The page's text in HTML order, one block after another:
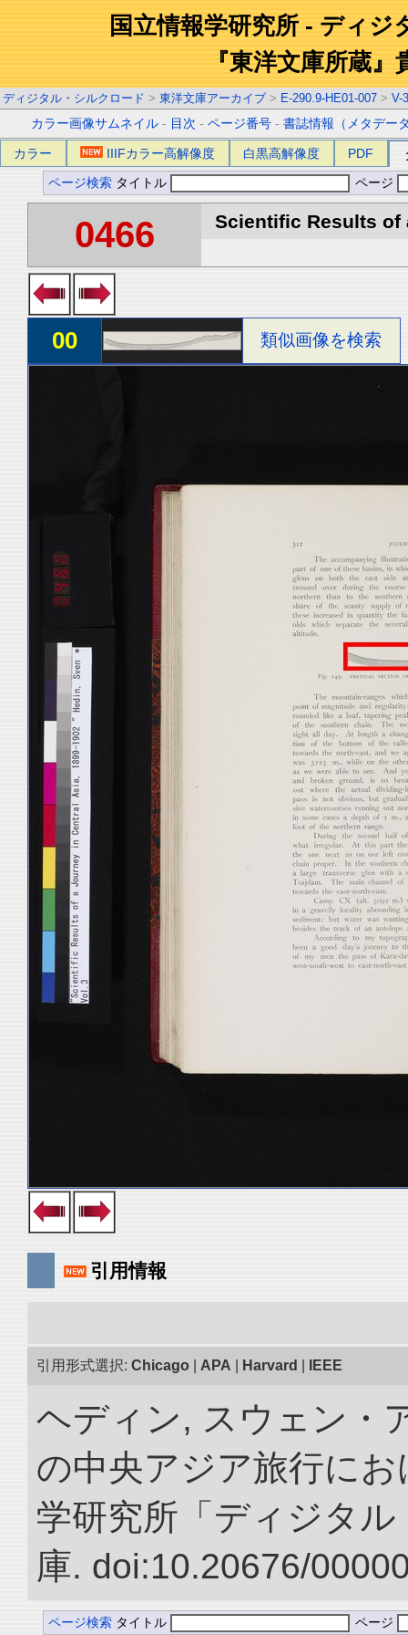
国立情報学研究所 - ディジ
『東洋文庫所蔵』
ディジタル・シルクロード > 東洋文庫アーカイブ > E-290.9-HE01-007 > V-3
カラー画像サムネイル - 目次 -ページ番号 -書誌情報（メタデー
カラー IIIFカラー高解像度 白黒高解像度 PDF
ページ検索 タイトル ページ
0466 Scientific Results of
00 類似画像を検索
引用情報
引用形式選択: Chicago APA Harvard IEEE
ヘディン, スウェン・
の中央アジア旅行にお
学研究所「ディジタ
庫. doi:10.20676/
ページ検索 タイトル ページ